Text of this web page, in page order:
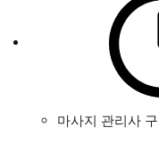
마사지 관리사